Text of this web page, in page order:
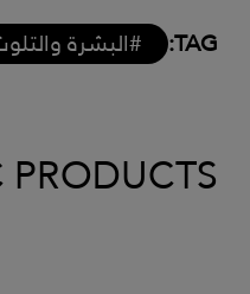
TAG: #البشرة